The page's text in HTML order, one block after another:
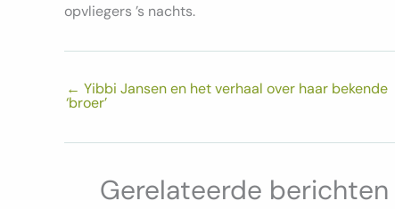
opvliegers ’s nachts.
← Yibbi Jansen en het verhaal over haar bekende
‘broer’
Gerelateerde berichten